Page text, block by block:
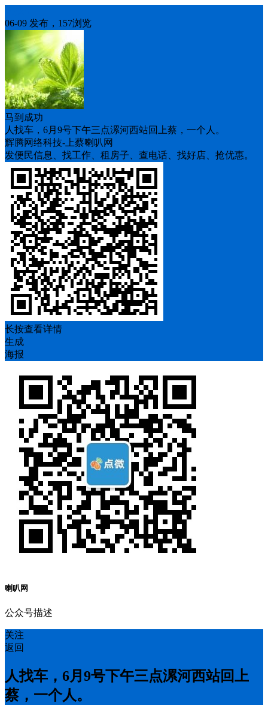
06-09 发布，157浏览
马到成功
人找车，6月9号下午三点漯河西站回上蔡，一个人。
辉腾网络科技-上蔡喇叭网
发便民信息、找工作、租房子、查电话、找好店、抢优惠。
长按查看详情
生成
海报
喇叭网
公众号描述
关注
返回
人找车，6月9号下午三点漯河西站回上
蔡，一个人。